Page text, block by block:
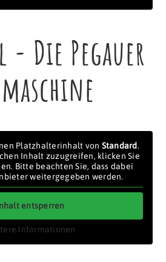
- Die Pegauer
Platzhalterinhalt von Standard.
Inhalt zuzugreifen, klicken Sie
Bitte beachten Sie, dass dabei
weitergegeben werden.
entsperren
Informationen